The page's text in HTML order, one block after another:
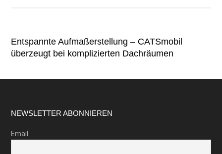
Entspannte Aufmaßerstellung – CATSmobil
überzeugt bei komplizierten Dachräumen
Footer
NEWSLETTER ABONNIEREN
Email